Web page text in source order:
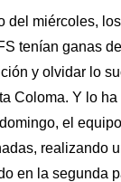
del miércoles,
tenían ganas
y olvidar lo
Coloma. Y lo
el
realizando
en la segunda